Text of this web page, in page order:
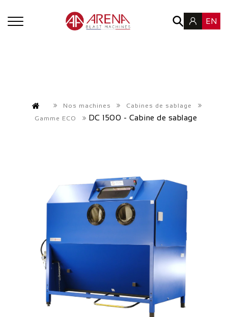
EN
Nos machines
Cabines de sablage
Gamme ECO
DC 1500 - Cabine de sablage